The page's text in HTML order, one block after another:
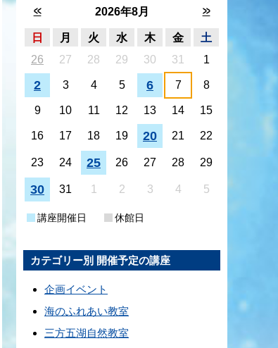
<< 2026年8月 >>
日 月 火 水 木 金
土
26
27 28 29 30 31 1
2 3 4 5 6 7 8
9 10 11 12 13 14 15
16 17 18 19 20 21 22
23 24 25 26 27 28 29
30 31 1 2 3 4 5
講座開催日 休館日
カテゴリー別 開催予定の講座
企画イベント
海のふれあい教室
三方五湖自然教室